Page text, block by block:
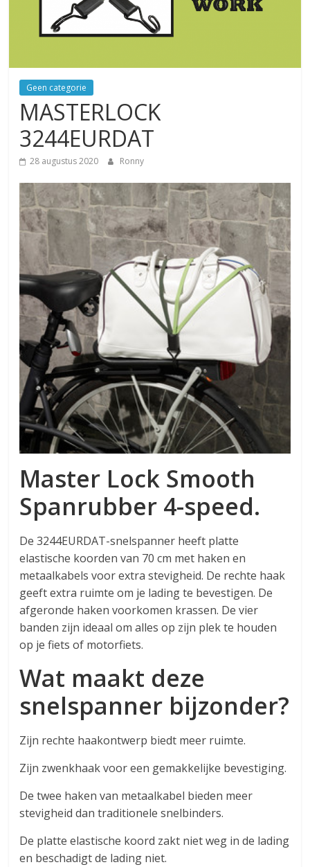
Geen categorie
MASTERLOCK
3244EURDAT
28 augustus 2020 Ronny
Master Lock Smooth
Spanrubber 4-speed.
De 3244EURDAT-snelspanner heeft platte
elastische koorden van 70 cm met haken en
metaalkabels voor extra stevigheid. De rechte haak
geeft extra ruimte om je lading te bevestigen. De
afgeronde haken voorkomen krassen. De vier
banden zijn ideaal om alles op zijn plek te houden
op je fiets of motorfiets.
Wat maakt deze
snelspanner bijzonder?
Zijn rechte haakontwerp biedt meer ruimte.
Zijn zwenkhaak voor een gemakkelijke bevestiging.
De twee haken van metaalkabel bieden meer
stevigheid dan traditionele snelbinders.
De platte elastische koord zakt niet weg in de lading
en beschadigt de lading niet.